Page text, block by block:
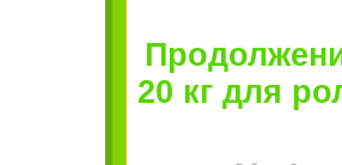
20 кг для